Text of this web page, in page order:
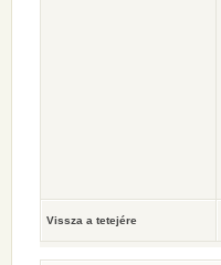
Vissza a tetejére